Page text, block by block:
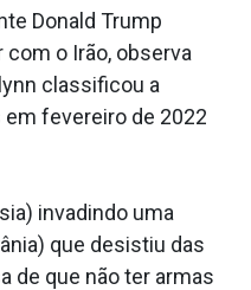
Donald Trump
o Irão, observa
classificou a
em fevereiro de 2022
invadindo uma
que desistiu das
de que não ter armas